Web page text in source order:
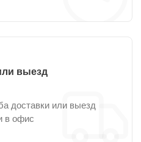
выезд
доставки или выезд
в офис